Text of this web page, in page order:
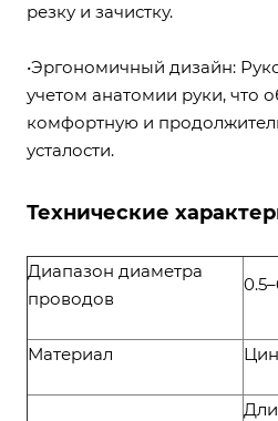
резку и зачистку.
•Эргономичный дизайн:
учетом анатомии руки, что
комфортную и
усталости.
Технические
Диапазон диаметра
проводов
Материал